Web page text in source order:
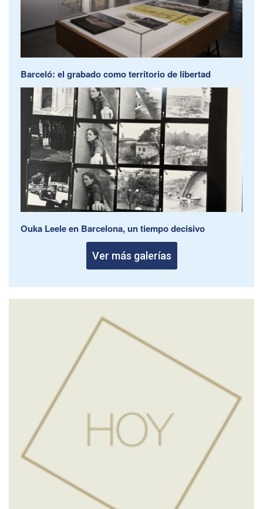
Barceló: el grabado como territorio de libertad
Ouka Leele en Barcelona, un tiempo decisivo
Ver más galerías